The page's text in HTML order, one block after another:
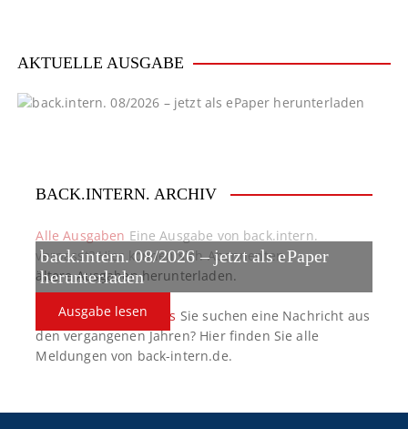
AKTUELLE AUSGABE
back.intern. 08/2026 – jetzt als ePaper
herunterladen
Ausgabe lesen
BACK.INTERN. ARCHIV
Alle Ausgaben Eine Ausgabe von back.intern.
verpasst? Hier können sich Abonnenten
ältere Ausgaben herunterladen.
back.intern. Top-News Sie suchen eine Nachricht aus
den vergangenen Jahren? Hier finden Sie alle
Meldungen von back-intern.de.